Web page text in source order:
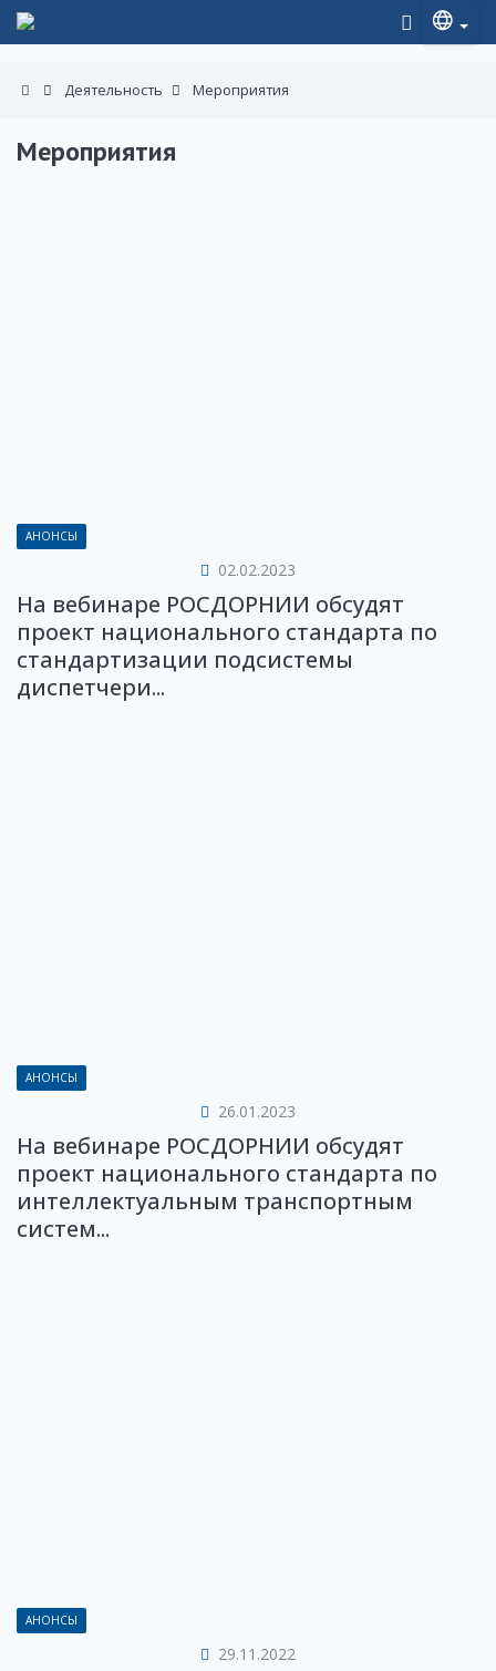
Деятельность Мероприятия
Мероприятия
АНОНСЫ
02.02.2023
На вебинаре РОСДОРНИИ обсудят
проект национального стандарта по
стандартизации подсистемы
диспетчери...
АНОНСЫ
26.01.2023
На вебинаре РОСДОРНИИ обсудят
проект национального стандарта по
интеллектуальным транспортным
систем...
АНОНСЫ
29.11.2022